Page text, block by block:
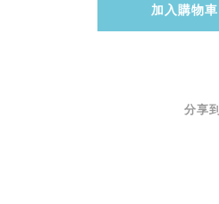
加入購物車
分享到